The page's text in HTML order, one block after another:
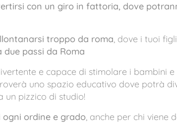
con un giro in fattoria, dove
troppo da roma, dove i tuoi
due passi da Roma
e capace di stimolare i bambini e
uno spazio educativo dove potrà
pizzico di studio!
ordine e grado, anche per chi viene